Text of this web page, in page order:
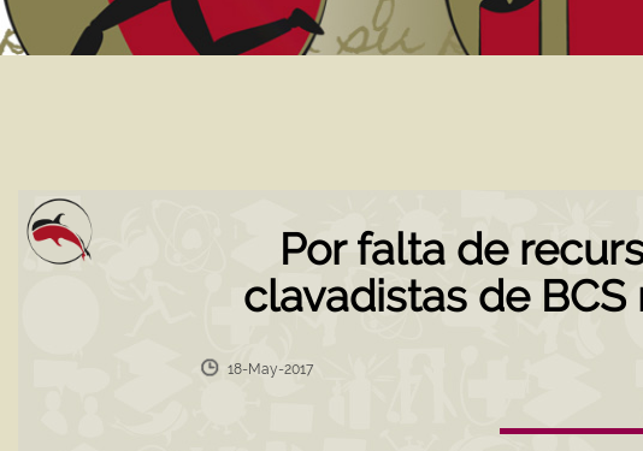
Por falta de
clavadistas de BCS
18-May-2017